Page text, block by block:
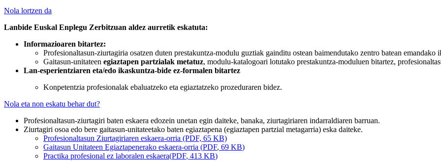
Nola lortzen da
Lanbide Euskal Enplegu Zerbitzuan aldez aurretik eskatuta:
Informazioaren bitartez:
Profesionaltasun-ziurtagiria osatzen duten prestakuntza-modulu guztiak gainditu ostean baimendutako zentro batean emandako
Gaitasun-unitateen egiaztapen partzialak metatuz, modulu-katalogoari lotutako prestakuntza-moduluen bitartez,
Lan-esperientziaren eta/edo ikaskuntza-bide ez-formalen bitartez
Konpetentzia profesionalak ebaluatzeko eta egiaztatzeko prozeduraren bidez.
Nola eta non eskatu behar dut?
Profesionaltasun-ziurtagiri baten eskaera edozein unetan egin daiteke, banaka, ziurtagiriaren indarraldiaren barruan.
Ziurtagiri osoa edo bere gaitasun-unitateetako baten egiaztapena (egiaztapen partzial metagarria) eska daiteke.
Profesionaltasun Ziurtagiriaren eskaera-orria (PDF, 65 KB)
Gaitasun Unitateen Egiaztapenerako eskaera-orria (PDF, 69 KB)
Practika profesional ez laboralen eskaera(PDF, 413 KB)